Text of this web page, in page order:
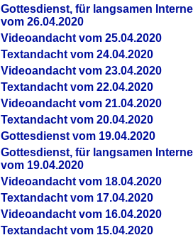
Gottesdienst, für langsamen
vom 26.04.2020
Videoandacht vom 25.04.2020
Textandacht vom 24.04.2020
Videoandacht vom 23.04.2020
Textandacht vom 22.04.2020
Videoandacht vom 21.04.2020
Textandacht vom 20.04.2020
Gottesdienst vom 19.04.2020
Gottesdienst, für langsamen
vom 19.04.2020
Videoandacht vom 18.04.2020
Textandacht vom 17.04.2020
Videoandacht vom 16.04.2020
Textandacht vom 15.04.2020